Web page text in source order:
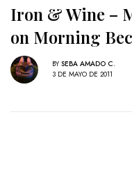
Iron & Wine –
on Morning
BY SEBA AMADO C.
3 DE MAYO DE 2011